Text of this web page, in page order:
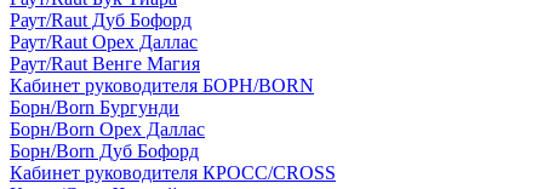
Раут/Raut Дуб Бофорд
Раут/Raut Орех Даллас
Раут/Raut Венге Магия
Кабинет руководителя БОРН/BORN
Борн/Born Бургунди
Борн/Born Орех Даллас
Борн/Born Дуб Бофорд
Кабинет руководителя КРОСС/CROSS